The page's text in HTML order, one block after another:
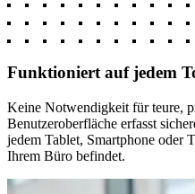
Funktioniert auf jedem
Keine Notwendigkeit für teure,
Benutzeroberfläche erfasst
jedem Tablet, Smartphone oder
Ihrem Büro befindet.